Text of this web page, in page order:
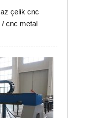
çelik cnc
/ cnc metal